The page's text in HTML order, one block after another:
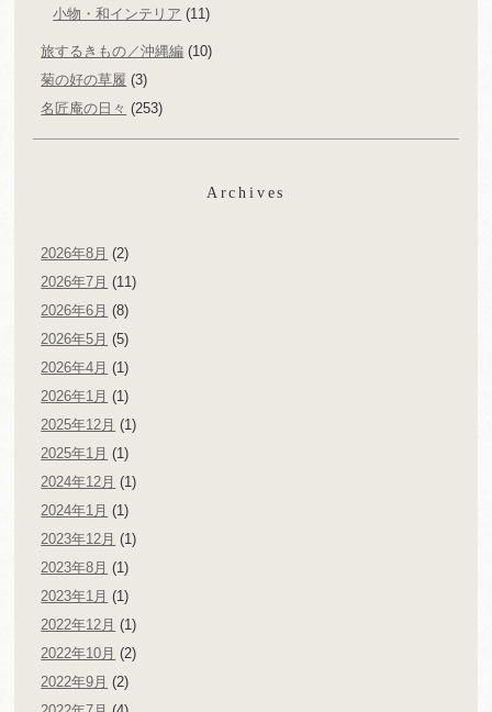
小物・和インテリア (11)
旅するきもの／沖縄編 (10)
菊の好の草履 (3)
名匠庵の日々 (253)
Archives
2026年8月 (2)
2026年7月 (11)
2026年6月 (8)
2026年5月 (5)
2026年4月 (1)
2026年1月 (1)
2025年12月 (1)
2025年1月 (1)
2024年12月 (1)
2024年1月 (1)
2023年12月 (1)
2023年8月 (1)
2023年1月 (1)
2022年12月 (1)
2022年10月 (2)
2022年9月 (2)